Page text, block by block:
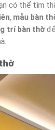
có thể tìm
, mẫu bàn
trí bàn thờ